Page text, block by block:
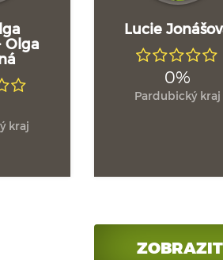
Olga
kraj
Lucie
0%
Pardubický kraj